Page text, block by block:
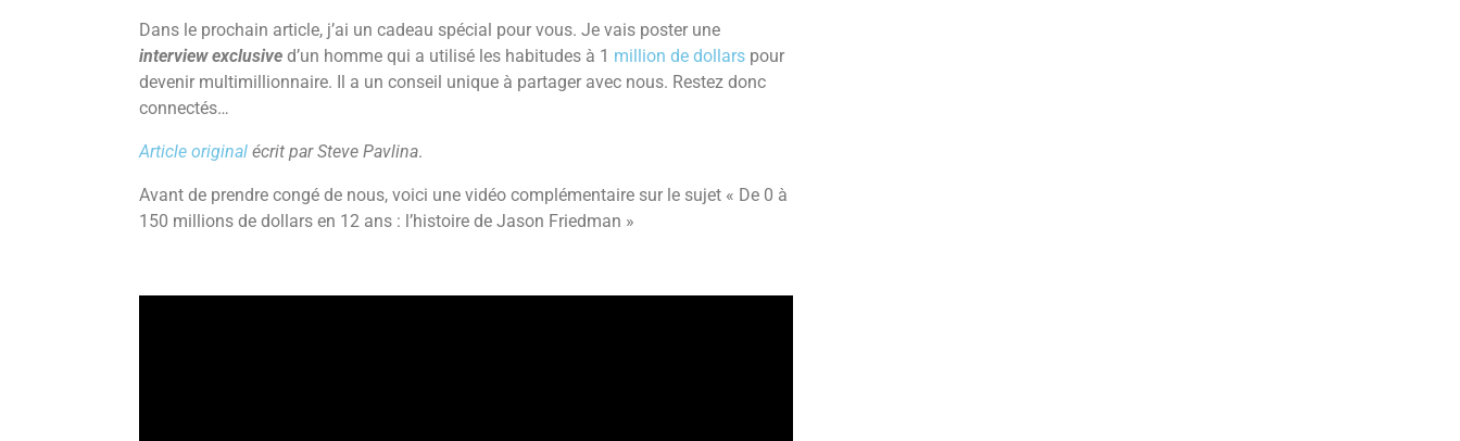
Dans le prochain article, j’ai un cadeau spécial pour vous. Je vais poster une
interview exclusive d’un homme qui a utilisé les habitudes à 1 million de dollars pour
devenir multimillionnaire. Il a un conseil unique à partager avec nous. Restez donc
connectés…
Article original écrit par Steve Pavlina.
Avant de prendre congé de nous, voici une vidéo complémentaire sur le sujet « De 0 à
150 millions de dollars en 12 ans : l’histoire de Jason Friedman »